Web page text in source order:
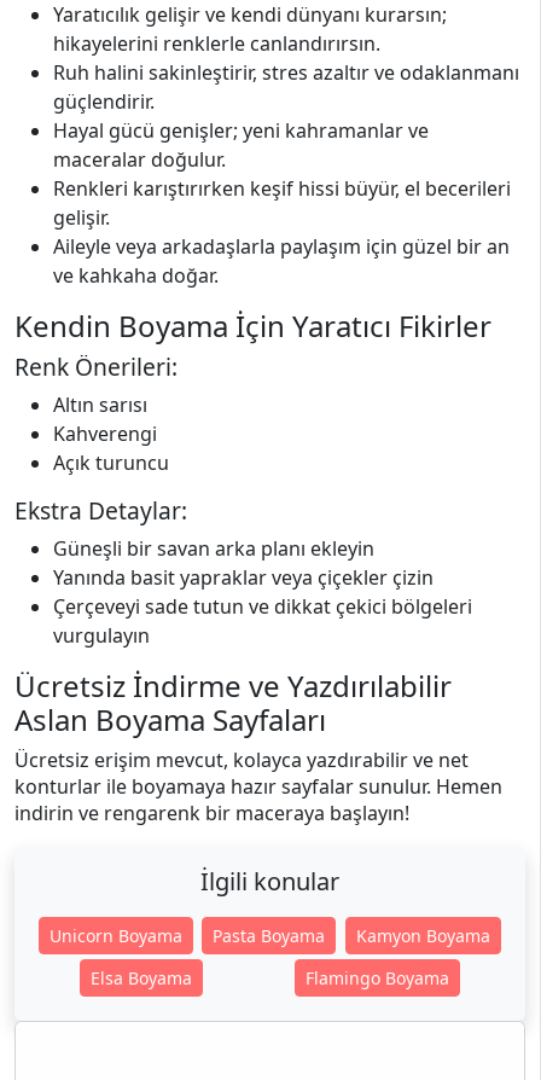
Yaratıcılık gelişir ve kendi dünyanı kurarsın;
hikayelerini renklerle canlandırırsın.
Ruh halini sakinleştirir, stres azaltır ve odaklanmanı
güçlendirir.
Hayal gücü genişler; yeni kahramanlar ve
maceralar doğulur.
Renkleri karıştırırken keşif hissi büyür, el becerileri
gelişir.
Aileyle veya arkadaşlarla paylaşım için güzel bir an
ve kahkaha doğar.
Kendin Boyama İçin Yaratıcı Fikirler
Renk Önerileri:
Altın sarısı
Kahverengi
Açık turuncu
Ekstra Detaylar:
Güneşli bir savan arka planı ekleyin
Yanında basit yapraklar veya çiçekler çizin
Çerçeveyi sade tutun ve dikkat çekici bölgeleri
vurgulayın
Ücretsiz İndirme ve Yazdırılabilir
Aslan Boyama Sayfaları
Ücretsiz erişim mevcut, kolayca yazdırabilir ve net
konturlar ile boyamaya hazır sayfalar sunulur. Hemen
indirin ve rengarenk bir maceraya başlayın!
İlgili konular
Unicorn Boyama Pasta Boyama
Kamyon Boyama
Elsa Boyama
Flamingo Boyama